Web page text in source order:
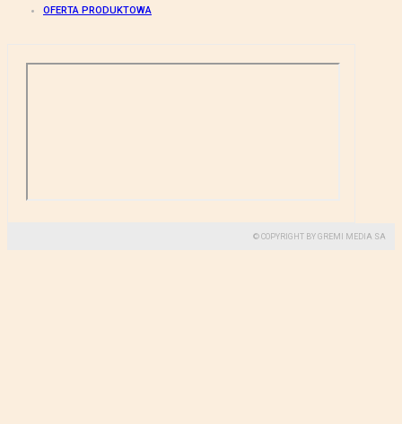
OFERTA PRODUKTOWA
© COPYRIGHT BY GREMI MEDIA SA